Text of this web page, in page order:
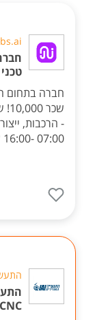
חברה בתחום
- הרכבות,
07:00 -16:00 שכר בסיס - 9,500 ש"ח + 500 ...
CNC וחרט- באשדוד